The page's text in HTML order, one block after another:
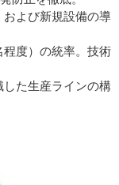
および新規設備の導
程度）の統率。技術
した生産ラインの構